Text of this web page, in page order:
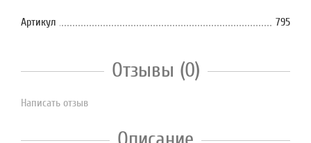
Артикул 795
Отзывы (0)
Написать отзыв